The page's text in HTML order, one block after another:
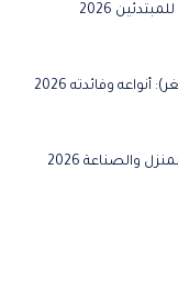
والصناعة 2026